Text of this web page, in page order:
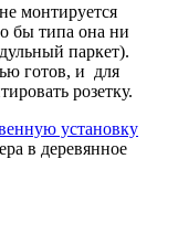
монтируется
бы типа она ни
паркет).
готов, и для
розетку.
установку
в деревянное